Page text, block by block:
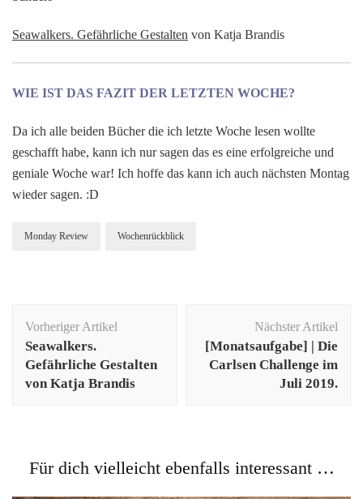
Seawalkers. Gefährliche Gestalten von Katja Brandis
WIE IST DAS FAZIT DER LETZTEN WOCHE?
Da ich alle beiden Bücher die ich letzte Woche lesen wollte
geschafft habe, kann ich nur sagen das es eine erfolgreiche und
geniale Woche war! Ich hoffe das kann ich auch nächsten Montag
wieder sagen. :D
Monday Review Wochenrückblick
Vorheriger Artikel
Seawalkers.
Gefährliche Gestalten
von Katja Brandis
Nächster Artikel
[Monatsaufgabe] | Die
Carlsen Challenge im
Juli 2019.
Für dich vielleicht ebenfalls interessant …